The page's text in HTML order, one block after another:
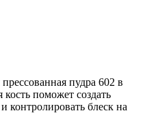
пудра 602 в
кость поможет создать
блеск на